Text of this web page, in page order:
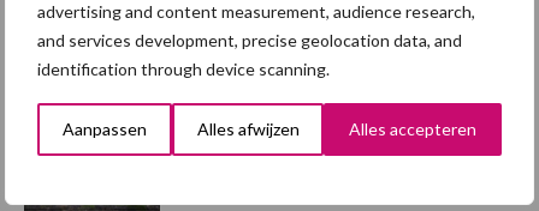
advertising and content measurement, audience research,
and services development, precise geolocation data, and
identification through device scanning.
Aanpassen Alles afwijzen Alles accepteren
5 aug
Eliminatieprotocol voor
Mycoplasma hyopneumoniae
4 aug
AVP in Finland onderstreept dat
alertheid belangrijk is, zeker nu